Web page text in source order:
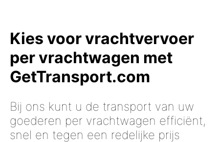
Kies voor vrachtvervoer
per vrachtwagen met
GetTransport.com
Bij ons kunt u de transport van uw
goederen per vrachtwagen efficiënt,
snel en tegen een redelijke prijs